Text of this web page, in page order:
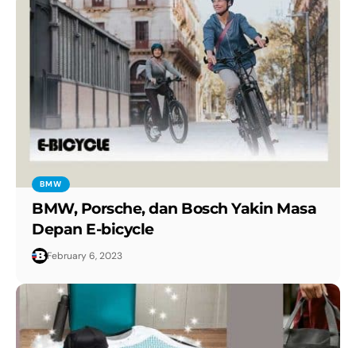
BMW
BMW, Porsche, dan Bosch Yakin Masa
Depan E-bicycle
February 6, 2023